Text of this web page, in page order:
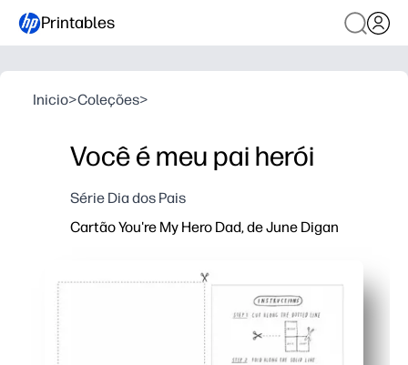
Printables
Inicio>Coleções>
Você é meu pai herói
Série Dia dos Pais
Cartão You're My Hero Dad, de June Digan